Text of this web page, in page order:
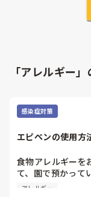
「アレルギー
感染症対策
エピペンの使用方
食物アレルギーを
て、園で預かって
アレルギー